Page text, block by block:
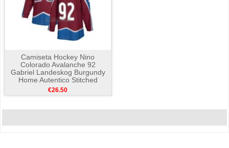
Camiseta Hockey Nino
Colorado Avalanche 92
Gabriel Landeskog Burgundy
Home Autentico Stitched
€26.50